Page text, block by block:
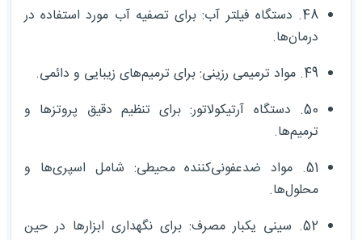
48. دستگاه فیلتر آب: برای تصفیه آب مورد استفاده در
درمان‌ها.
49. مواد ترمیمی رزینی: برای ترمیم‌های زیبایی و دائمی.
50. دستگاه آرتیکولاتور: برای تنظیم دقیق پروتزها و
ترمیم‌ها.
51. مواد ضدعفونی‌کننده محیطی: شامل اسپری‌ها و
محلول‌ها.
52. سینی یکبار مصرف: برای نگهداری ابزارها در حین